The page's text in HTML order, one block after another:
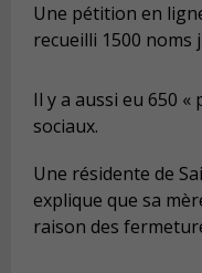
Une pétition en
recueilli 1500 noms
Il y a aussi eu 650
sociaux.
Une résidente de
explique que sa
raison des